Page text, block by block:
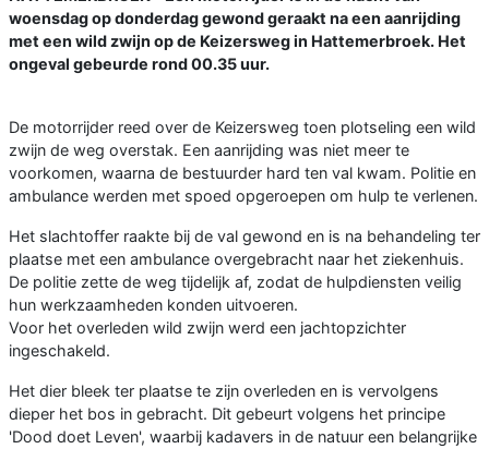
woensdag op donderdag gewond geraakt na een aanrijding
met een wild zwijn op de Keizersweg in Hattemerbroek. Het
ongeval gebeurde rond 00.35 uur.
De motorrijder reed over de Keizersweg toen plotseling een wild
zwijn de weg overstak. Een aanrijding was niet meer te
voorkomen, waarna de bestuurder hard ten val kwam. Politie en
ambulance werden met spoed opgeroepen om hulp te verlenen.
Het slachtoffer raakte bij de val gewond en is na behandeling ter
plaatse met een ambulance overgebracht naar het ziekenhuis.
De politie zette de weg tijdelijk af, zodat de hulpdiensten veilig
hun werkzaamheden konden uitvoeren.
Voor het overleden wild zwijn werd een jachtopzichter
ingeschakeld.
Het dier bleek ter plaatse te zijn overleden en is vervolgens
dieper het bos in gebracht. Dit gebeurt volgens het principe
'Dood doet Leven', waarbij kadavers in de natuur een belangrijke